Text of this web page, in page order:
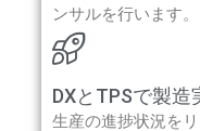
ンサルを行います。
DXとTPSで製
生産の進捗状況を